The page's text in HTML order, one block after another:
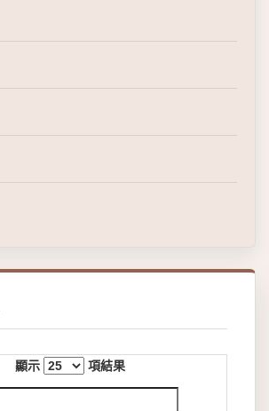
顯示 項結果